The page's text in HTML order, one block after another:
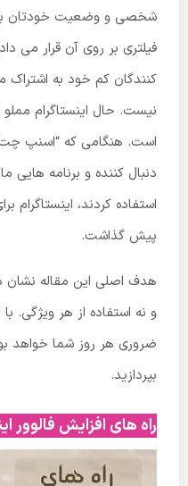
شخصی و وضعیت خودتان
فیلتری بر روی آن قرار می
کنندگان کم خود به اشتراک
نیست. حال اینستاگرام
است. هنگامی که “اسنپ
دنبال کننده و برنامه هایی
استفاده کردند، اینستاگرام
پیش گذاشت.
هدف اصلی این مقاله
و نه استفاده از هر ویژگی.
ضروری هر روز شما خواهد
بپردازید.
راه های افزایش فالوور